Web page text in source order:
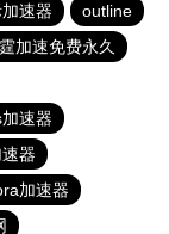
速器
outline
加速免费永久
速器
器
加速器